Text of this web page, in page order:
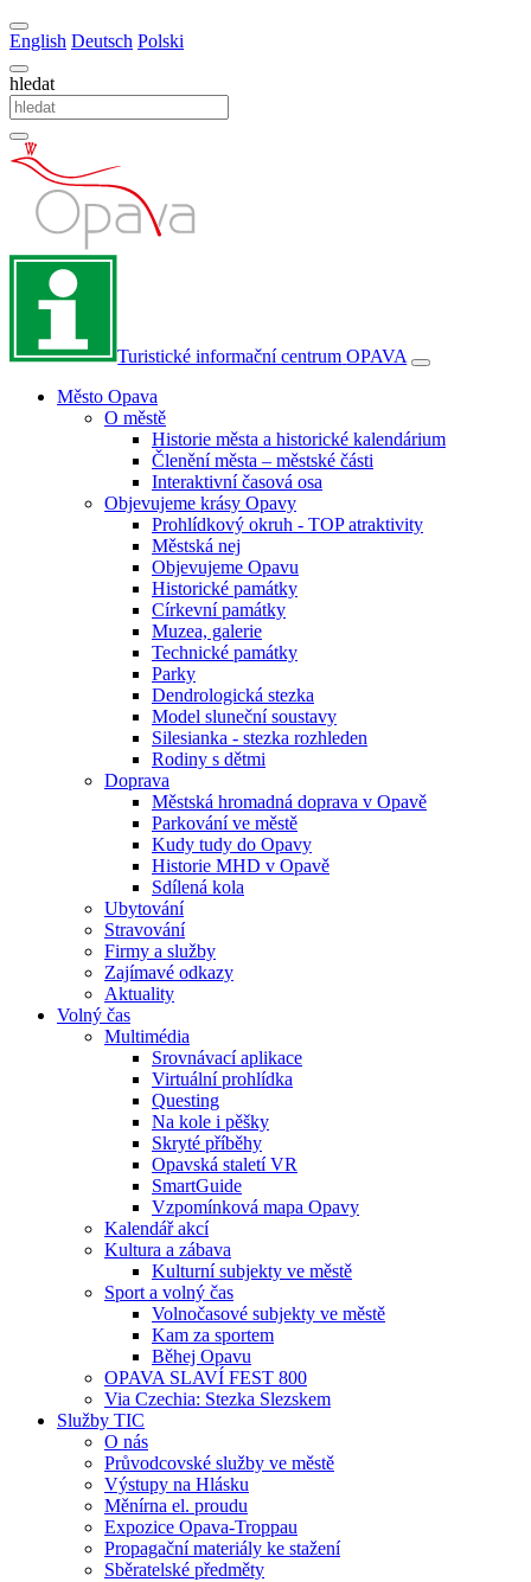
English Deutsch Polski
hledat
Turistické informační centrum OPAVA
Město Opava
O městě
Historie města a historické kalendárium
Členění města – městské části
Interaktivní časová osa
Objevujeme krásy Opavy
Prohlídkový okruh - TOP atraktivity
Městská nej
Objevujeme Opavu
Historické památky
Církevní památky
Muzea, galerie
Technické památky
Parky
Dendrologická stezka
Model sluneční soustavy
Silesianka - stezka rozhleden
Rodiny s dětmi
Doprava
Městská hromadná doprava v Opavě
Parkování ve městě
Kudy tudy do Opavy
Historie MHD v Opavě
Sdílená kola
Ubytování
Stravování
Firmy a služby
Zajímavé odkazy
Aktuality
Volný čas
Multimédia
Srovnávací aplikace
Virtuální prohlídka
Questing
Na kole i pěšky
Skryté příběhy
Opavská staletí VR
SmartGuide
Vzpomínková mapa Opavy
Kalendář akcí
Kultura a zábava
Kulturní subjekty ve městě
Sport a volný čas
Volnočasové subjekty ve městě
Kam za sportem
Běhej Opavu
OPAVA SLAVÍ FEST 800
Via Czechia: Stezka Slezskem
Služby TIC
O nás
Průvodcovské služby ve městě
Výstupy na Hlásku
Měnírna el. proudu
Expozice Opava-Troppau
Propagační materiály ke stažení
Sběratelské předměty